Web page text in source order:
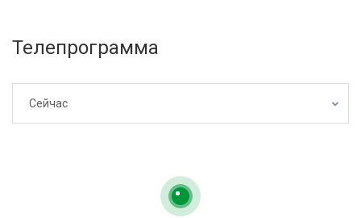
Телепрограмма
Сейчас